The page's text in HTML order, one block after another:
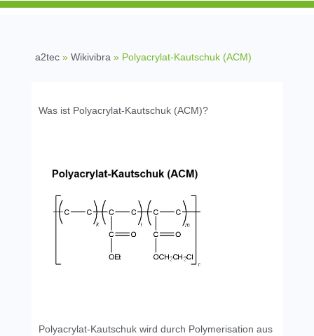
a2tec» Wikivibra » Polyacrylat-Kautschuk (ACM)
Was ist Polyacrylat-Kautschuk (ACM)?
Polyacrylat-Kautschuk wird durch Polymerisation aus